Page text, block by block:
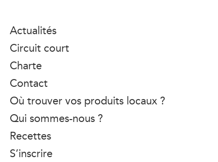
Actualités
Circuit court
Charte
Contact
Où trouver vos produits locaux ?
Qui sommes-nous ?
Recettes
S’inscrire